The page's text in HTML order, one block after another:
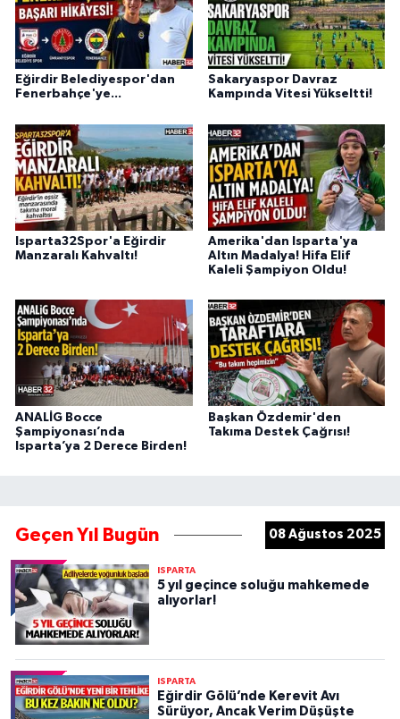
Eğirdir Belediyespor'dan
Fenerbahçe'ye...
Sakaryaspor Davraz
Kampında Vitesi Yükseltti!
Isparta32Spor'a Eğirdir
Manzaralı Kahvaltı!
Amerika'dan Isparta'ya
Altın Madalya! Hifa Elif
Kaleli Şampiyon Oldu!
ANALİG Bocce
Şampiyonası’nda
Isparta’ya 2 Derece Birden!
Başkan Özdemir'den
Takıma Destek Çağrısı!
Geçen Yıl Bugün 08 Ağustos 2025
ISPARTA
5 yıl geçince soluğu mahkemede
alıyorlar!
ISPARTA
Eğirdir Gölü’nde Kerevit Avı
Sürüyor, Ancak Verim Düşüşte